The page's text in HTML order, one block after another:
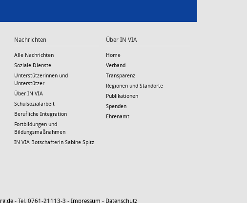
Nachrichten
Alle Nachrichten
Soziale Dienste
Unterstützerinnen und
Unterstützer
Über IN VIA
Schulsozialarbeit
Berufliche Integration
Fortbildungen und
Bildungsmaßnahmen
IN VIA Botschafterin Sabine Spitz
Über IN VIA
Home
Verband
Transparenz
Regionen und Standorte
Publikationen
Spenden
Ehrenamt
- Tel. 0761-21113-3 - Impressum - Datenschutz